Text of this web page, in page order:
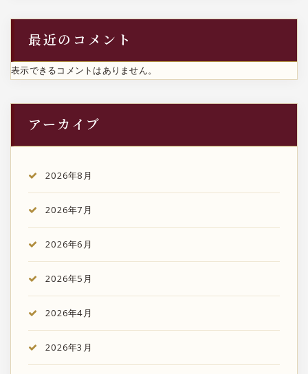
最近のコメント
表示できるコメントはありません。
アーカイブ
2026年8月
2026年7月
2026年6月
2026年5月
2026年4月
2026年3月